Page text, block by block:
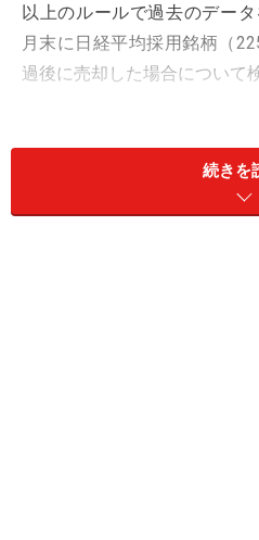
以上のルールで過去のデー
月末に日経平均採用銘柄（
過後に売却した場合について
8月相場でも好調だっ
■その1：空運（1銘柄）
続きを